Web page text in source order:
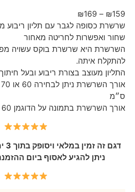
מתוך 5 מבוסס
עלדירוגים של
לקוחות
₪159
–
₪169
שרשרת כסופה לגבר עם תליון ריבוע
שחור ואפשרות לחריטה מאחור
השרשרת היא שרשרת בוקס עשויה
להתקלח איתה.
התליון מעוצב בצורת ריבוע ובעל
ס״מ
אורך השרשרת בתמונה על הדוגמן 60 ס״מ
ניתן להגיע לאסוף ביום